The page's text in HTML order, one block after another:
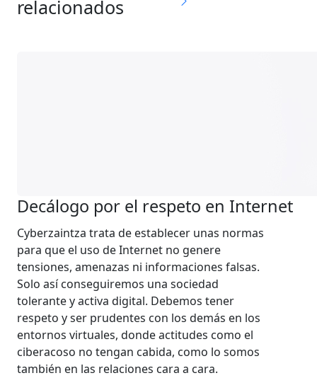
relacionados
Decálogo por el respeto en Internet
Cyberzaintza trata de establecer unas normas
para que el uso de Internet no genere
tensiones, amenazas ni informaciones falsas.
Solo así conseguiremos una sociedad
tolerante y activa digital. Debemos tener
respeto y ser prudentes con los demás en los
entornos virtuales, donde actitudes como el
ciberacoso no tengan cabida, como lo somos
también en las relaciones cara a cara.